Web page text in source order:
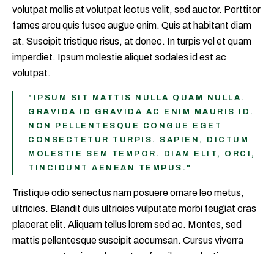
volutpat mollis at volutpat lectus velit, sed auctor. Porttitor
fames arcu quis fusce augue enim. Quis at habitant diam
at. Suscipit tristique risus, at donec. In turpis vel et quam
imperdiet. Ipsum molestie aliquet sodales id est ac
volutpat.
"IPSUM SIT MATTIS NULLA QUAM NULLA.
GRAVIDA ID GRAVIDA AC ENIM MAURIS ID.
NON PELLENTESQUE CONGUE EGET
CONSECTETUR TURPIS. SAPIEN, DICTUM
MOLESTIE SEM TEMPOR. DIAM ELIT, ORCI,
TINCIDUNT AENEAN TEMPUS."
Tristique odio senectus nam posuere ornare leo metus,
ultricies. Blandit duis ultricies vulputate morbi feugiat cras
placerat elit. Aliquam tellus lorem sed ac. Montes, sed
mattis pellentesque suscipit accumsan. Cursus viverra